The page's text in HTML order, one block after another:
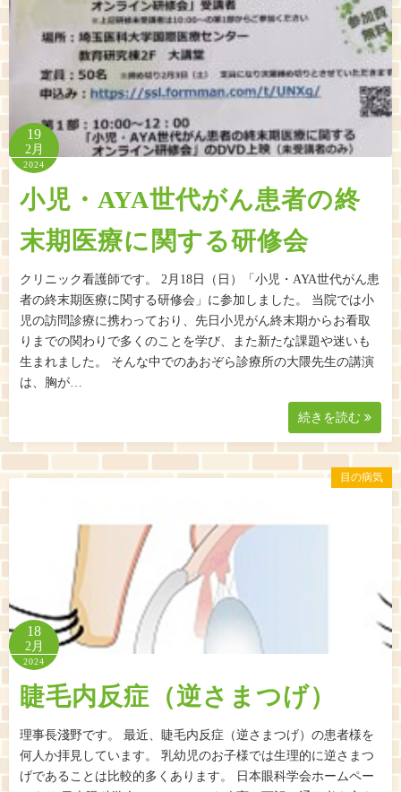
19
2月
2024
小児・AYA世代がん患者の終
末期医療に関する研修会
クリニック看護師です。 2月18日（日）「小児・AYA世代がん患
者の終末期医療に関する研修会」に参加しました。 当院では小
児の訪問診療に携わっており、先日小児がん終末期からお看取
りまでの関わりで多くのことを学び、また新たな課題や迷いも
生まれました。 そんな中でのあおぞら診療所の大隈先生の講演
は、胸が…
続きを読む
目の病気
18
2月
2024
睫毛内反症（逆さまつげ）
理事長淺野です。 最近、睫毛内反症（逆さまつげ）の患者様を
何人か拝見しています。 乳幼児のお子様では生理的に逆さまつ
げであることは比較的多くあります。 日本眼科学会ホームペー